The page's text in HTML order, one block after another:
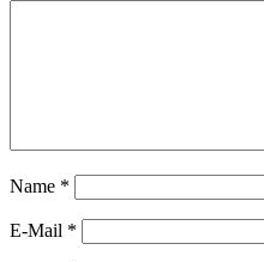
Name *
E-Mail *